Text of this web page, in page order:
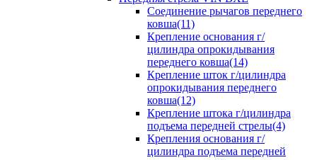
Cоединение рычагов переднего
ковша(11)
Крепление основания г/
цилиндра опрокидывания
переднего ковша(14)
Крепление шток г/цилиндра
опрокидывания переднего
ковша(12)
Крепление штока г/цилиндра
подъема передней стрелы(4)
Крепления основания г/
цилиндра подъема передней